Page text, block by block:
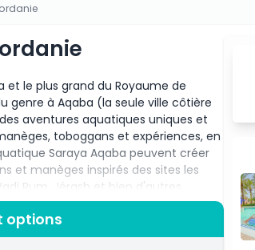
et le plus grand du Royaume de
genre à Aqaba (la seule ville côtière
aventures aquatiques uniques et
toboggans et expériences, en
Saraya Aqaba peuvent créer
et manèges inspirés des sites les
Rum, Jérash et bien d'autres.
palpitante promet une
aquatiques ou que vous
options